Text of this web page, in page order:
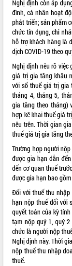
LIÊN KẾT WEB
THỐNG KÊ TRUY CẬP
Hôm nay: 3386
Tất cả: 66016126
Nghị định còn áp
đình, cá nhân hoạt
phát triển; sản phẩm
chức tín dụng, chi
hỗ trợ khách hàng là
dịch COVID-19 theo
Nghị định nêu rõ
giá trị gia tăng khâu
với số thuế giá trị gia
tháng 4, tháng 5,
gia tăng theo tháng)
hợp kê khai thuế giá
nêu trên. Thời gian
thuế giá trị gia tăng
Trường hợp người
được gia hạn dẫn
đến cơ quan thuế
được gia hạn bao
Đối với thuế thu nhập
hạn nộp thuế đối với
quyết toán của kỳ
tạm nộp quý 1, quý
chức là người nộp
Nghị định này. Thời
nộp thuế thu nhập
thuế.